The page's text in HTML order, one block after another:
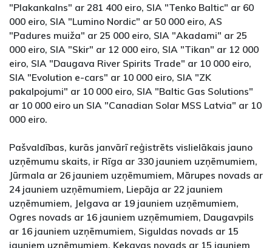
"Plakankalns" ar 281 400 eiro, SIA "Tenko Baltic" ar 60
000 eiro, SIA "Lumino Nordic" ar 50 000 eiro, AS
"Padures muiža" ar 25 000 eiro, SIA "Akadami" ar 25
000 eiro, SIA "Skir" ar 12 000 eiro, SIA "Tikan" ar 12 000
eiro, SIA "Daugava River Spirits Trade" ar 10 000 eiro,
SIA "Evolution e-cars" ar 10 000 eiro, SIA "ZK
pakalpojumi" ar 10 000 eiro, SIA "Baltic Gas Solutions"
ar 10 000 eiro un SIA "Canadian Solar MSS Latvia" ar 10
000 eiro.
Pašvaldības, kurās janvārī reģistrēts vislielākais jauno
uzņēmumu skaits, ir Rīga ar 330 jauniem uzņēmumiem,
Jūrmala ar 26 jauniem uzņēmumiem, Mārupes novads ar
24 jauniem uzņēmumiem, Liepāja ar 22 jauniem
uzņēmumiem, Jelgava ar 19 jauniem uzņēmumiem,
Ogres novads ar 16 jauniem uzņēmumiem, Daugavpils
ar 16 jauniem uzņēmumiem, Siguldas novads ar 15
jauniem uzņēmumiem, Ķekavas novads ar 15 jauniem